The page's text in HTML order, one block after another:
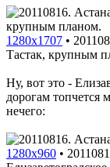
1280x1707 •
Тастак, крупным
Ну, вот это -
дорогам топчется
нечего:
1280x960 •